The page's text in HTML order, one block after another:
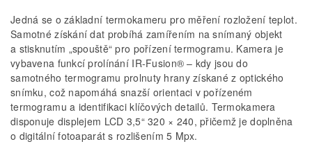
Jedná se o základní termokameru pro měření rozložení teplot.
Samotné získání dat probíhá zamířením na snímaný objekt
a stisknutím „spouště“ pro pořízení termogramu. Kamera je
vybavena funkcí prolínání IR-Fusion® – kdy jsou do
samotného termogramu prolnuty hrany získané z optického
snímku, což napomáhá snazší orientaci v pořízeném
termogramu a identifikaci klíčových detailů. Termokamera
disponuje displejem LCD 3,5“ 320 × 240, přičemž je doplněna
o digitální fotoaparát s rozlišením 5 Mpx.